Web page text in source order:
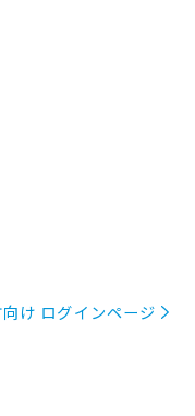
け ログインページ